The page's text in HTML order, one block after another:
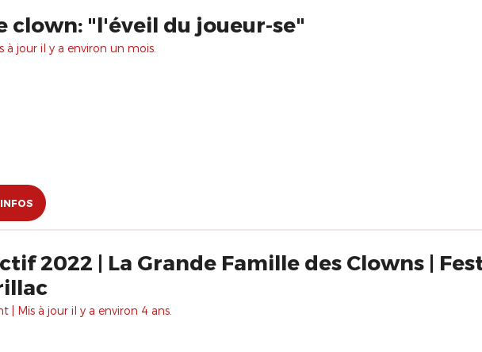
clown: "l'éveil du joueur-se"
à jour il y a environ un mois.
2022 | La Grande Famille des Clowns |
| Mis à jour il y a environ 4 ans.